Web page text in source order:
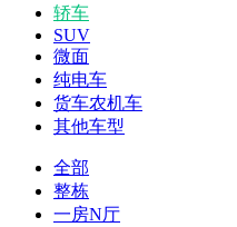
轿车
SUV
微面
纯电车
货车农机车
其他车型
全部
整栋
一房N厅